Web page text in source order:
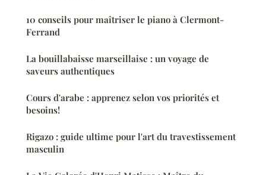
10 conseils pour maîtriser le piano à Clermont-
Ferrand
La bouillabaisse marseillaise : un voyage de
saveurs authentiques
Cours d'arabe : apprenez selon vos priorités et
besoins!
Rigazo : guide ultime pour l'art du travestissement
masculin